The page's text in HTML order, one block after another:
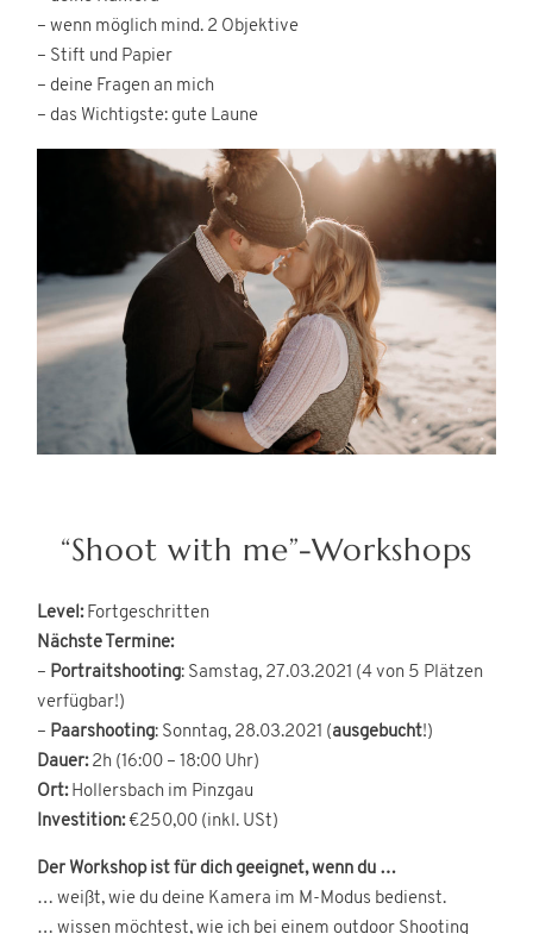
– wenn möglich mind. 2 Objektive
– Stift und Papier
– deine Fragen an mich
– das Wichtigste: gute Laune
“Shoot with me”-Workshops
Level: Fortgeschritten
Nächste Termine:
– Portraitshooting: Samstag, 27.03.2021 (4 von 5 Plätzen
verfügbar!)
– Paarshooting: Sonntag, 28.03.2021 (ausgebucht!)
Dauer:2h (16:00 – 18:00 Uhr)
Ort:Hollersbach im Pinzgau
Investition:€250,00 (inkl. USt)
Der Workshop ist für dich geeignet, wenn du …
… weißt, wie du deine Kamera im M-Modus bedienst.
… wissen möchtest, wie ich bei einem outdoor Shooting